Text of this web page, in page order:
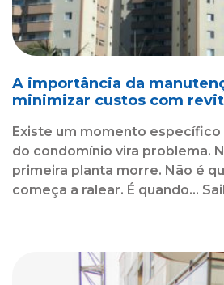
A importância da
minimizar custos com
Existe um momento específico
do condomínio vira problema.
primeira planta morre. Não é
começa a ralear. É quando...